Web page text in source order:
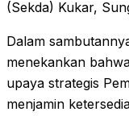
(Sekda) Kukar,
Dalam
menekankan
upaya strategis
menjamin